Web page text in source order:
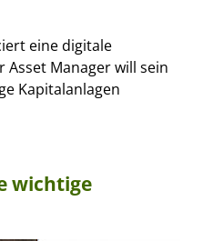
eine digitale
Manager will sein
Kapitalanlagen
wichtige